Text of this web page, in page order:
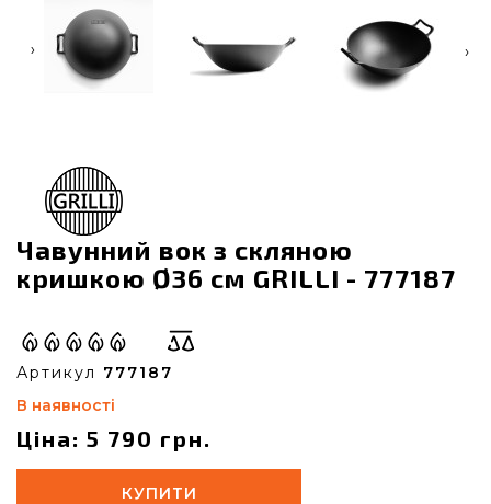
‹ ›
Чавунний вок з скляною
кришкою Ø36 см GRILLI - 777187
Артикул 777187
В наявності
Ціна: 5 790 грн.
КУПИТИ